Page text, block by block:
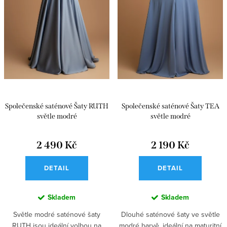
Společenské saténové Šaty RUTH
světle modré
2 490 Kč
DETAIL
Skladem
Světle modré saténové šaty
Společenské saténové Šaty TEA
světle modré
2 190 Kč
DETAIL
Skladem
Dlouhé saténové šaty ve světle